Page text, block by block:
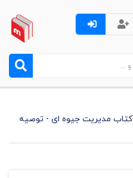
کتاب مدیریت جیوه ای - توصیه